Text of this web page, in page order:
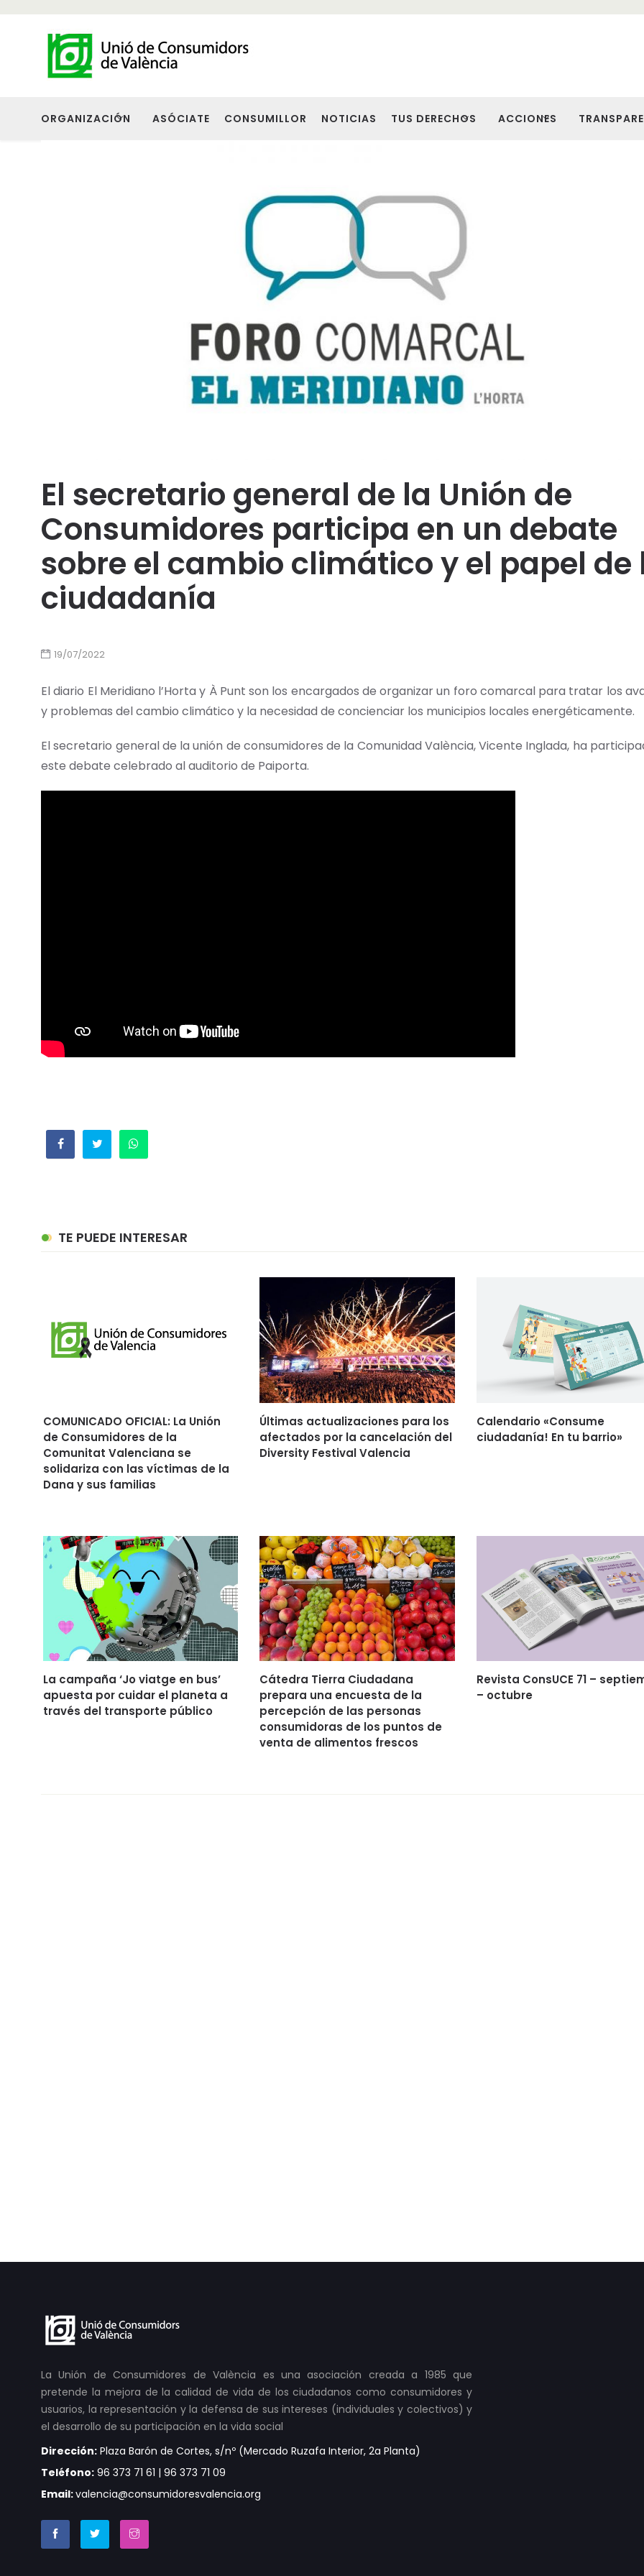
ORGANIZACIÓN ASÓCIATE CONSUMILLOR NOTICIAS TUS DERECHOS ACCIONES
El secretario general de la Unión de
Consumidores participa en un debate
sobre el cambio climático y el papel de
ciudadanía
19/07/2022
El diario El Meridiano l’Horta y À Punt son los encargados de organizar un foro comarcal para tratar los
y problemas del cambio climático y la necesidad de concienciar los municipios locales energéticamente.
El secretario general de la unión de consumidores de la Comunidad València, Vicente Inglada, ha
este debate celebrado al auditorio de Paiporta.
TE PUEDE INTERESAR
COMUNICADO OFICIAL: La Unión
de Consumidores de la
Comunitat Valenciana se
solidariza con las víctimas de la
Dana y sus familias
Últimas actualizaciones para los
afectados por la cancelación del
Diversity Festival Valencia
Calendario «Consume
ciudadanía! En tu barrio»
La campaña ‘Jo viatge en bus’
apuesta por cuidar el planeta a
través del transporte público
Cátedra Tierra Ciudadana
prepara una encuesta de la
percepción de las personas
consumidoras de los puntos de
venta de alimentos frescos
Revista ConsUCE 71 –
– octubre
La Unión de Consumidores de València es una asociación creada a 1985 que
pretende la mejora de la calidad de vida de los ciudadanos como consumidores y
usuarios, la representación y la defensa de sus intereses (individuales y colectivos) y
el desarrollo de su participación en la vida social
Dirección: Plaza Barón de Cortes, s/nº (Mercado Ruzafa Interior, 2a Planta)
Teléfono: 96 373 71 61 | 96 373 71 09
Email:valencia@consumidoresvalencia.org